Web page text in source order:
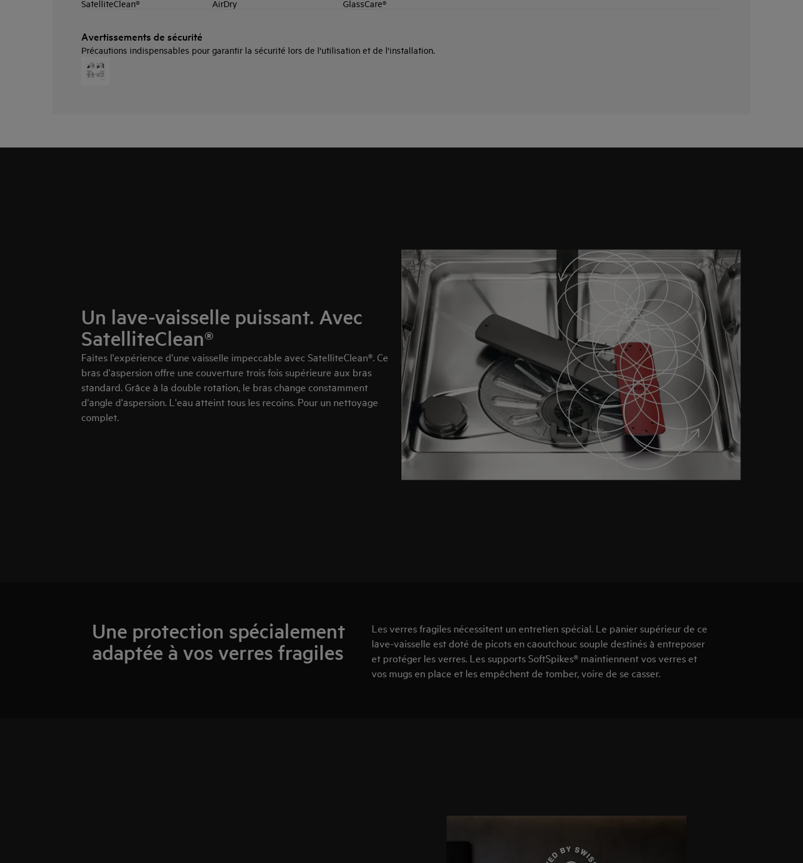
SatelliteClean® AirDry GlassCare®
Avertissements de sécurité
Précautions indispensables pour garantir la sécurité lors de l'utilisation et de l'installation.
Un lave-vaisselle puissant. Avec
SatelliteClean®
Faites l'expérience d'une vaisselle impeccable avec SatelliteClean®. Ce
bras d'aspersion offre une couverture trois fois supérieure aux bras
standard. Grâce à la double rotation, le bras change constamment
d'angle d'aspersion. L'eau atteint tous les recoins. Pour un nettoyage
complet.
Une protection spécialement
adaptée à vos verres fragiles
Les verres fragiles nécessitent un entretien spécial. Le panier supérieur de ce
lave-vaisselle est doté de picots en caoutchouc souple destinés à entreposer
et protéger les verres. Les supports SoftSpikes® maintiennent vos verres et
vos mugs en place et les empêchent de tomber, voire de se casser.